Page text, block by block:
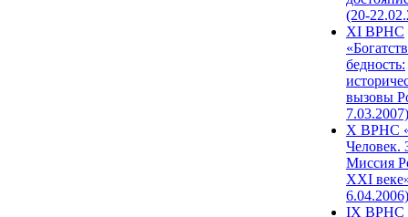
(20-
XI ВРНС
бедность:
вызовы
7.03.2007)
X ВРНС
Человек.
Миссия
XXI
6.04.2006)
IX ВРНС